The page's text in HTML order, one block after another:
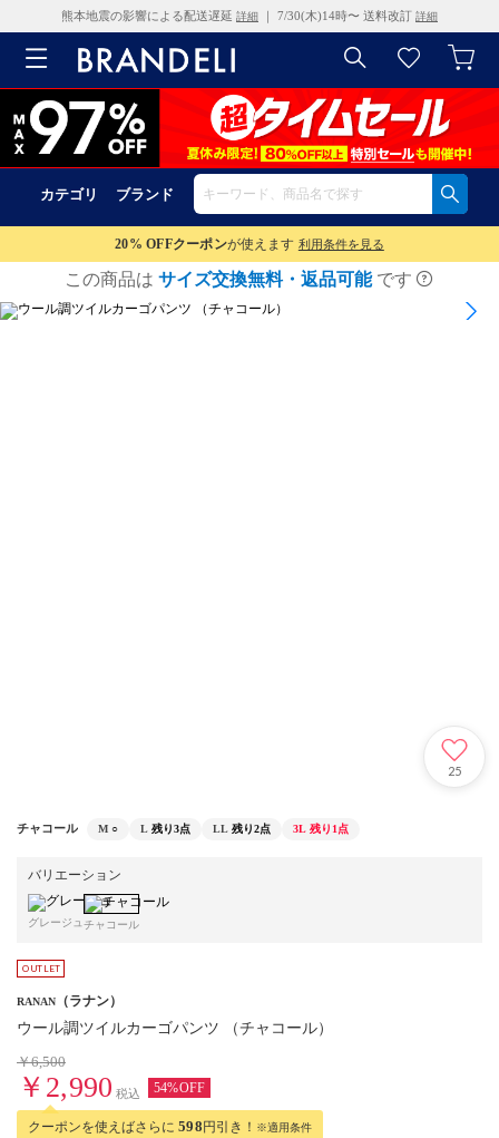
熊本地震の影響による配送遅延 詳細 ｜ 7/30(木)14時〜 送料改訂 詳細
カテゴリ ブランド
20% OFFクーポンが使えます 利用条件を見る
この商品は サイズ交換無料・返品可能 です
1/7
25
チャコール M ○ L 残り3点 LL 残り2点 3L 残り1点
バリエーション
グレージュ チャコール
RANAN （ラナン）
ウール調ツイルカーゴパンツ （チャコール）
￥6,500
￥2,990 税込 54%OFF
クーポンを使えばさらに 598円引き！ ※適用条件